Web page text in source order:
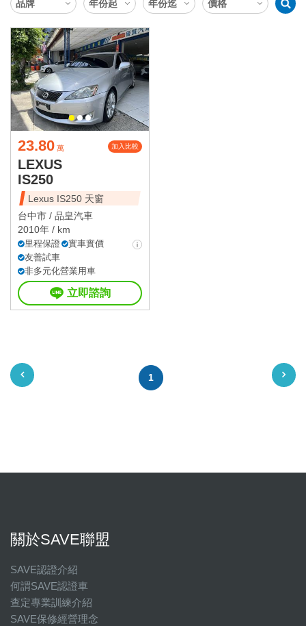
23.80 萬 加入比較
LEXUS
IS250
Lexus IS250 天窗
台中市 / 品皇汽車
2010年 / km
里程保證
實車實價
友善試車
非多元化營業用車
立即諮詢
1
關於SAVE聯盟
SAVE認證介紹
何謂SAVE認證車
查定專業訓練介紹
SAVE保修經營理念